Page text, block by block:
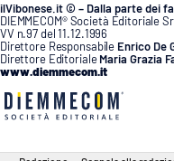
ilVibonese.it © – Dalla parte dei
DIEMMECOM® Società Editoriale
VV n.97 del 11.12.1996
Direttore Responsabile Enrico De
Direttore Editoriale Maria Grazia
www.diemmecom.it